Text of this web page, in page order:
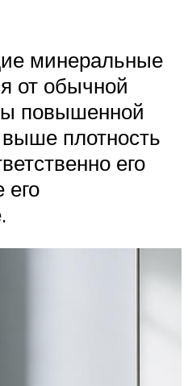
минеральные
от обычной
повышенной
плотность
его
его